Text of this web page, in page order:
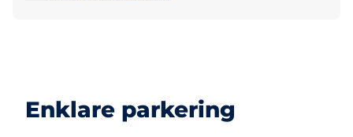
Enklare parkering